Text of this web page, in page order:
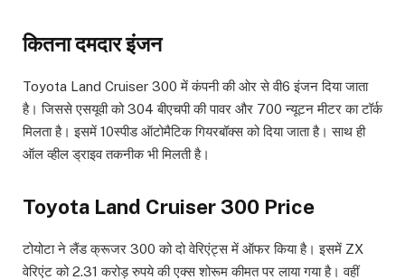
कितना दमदार इंजन
Toyota Land Cruiser 300 में कंपनी की ओर से वी6 इंजन दिया जाता
है। जिससे एसयूवी को 304 बीएचपी की पावर और 700 न्‍यूटन मीटर का टॉर्क
मिलता है। इसमें 10स्‍पीड ऑटोमैटिक गियरबॉक्‍स को दिया जाता है। साथ ही
ऑल व्‍हील ड्राइव तकनीक भी मिलती है।
Toyota Land Cruiser 300 Price
टोयोटा ने लैंड क्रूजर 300 को दो वेरिएंट्स में ऑफर किया है। इसमें ZX
वेरिएंट को 2.31 करोड़ रुपये की एक्‍स शोरूम कीमत पर लाया गया है। वहीं